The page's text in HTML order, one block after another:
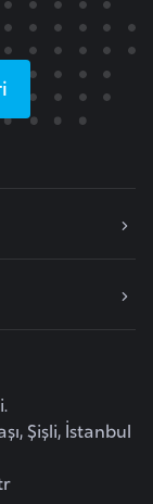
Şişli, İstanbul